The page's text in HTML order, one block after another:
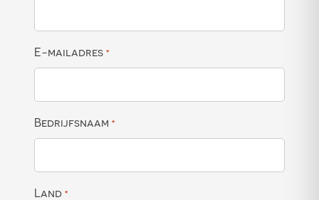
E-mailadres *
Bedrijfsnaam *
Land *